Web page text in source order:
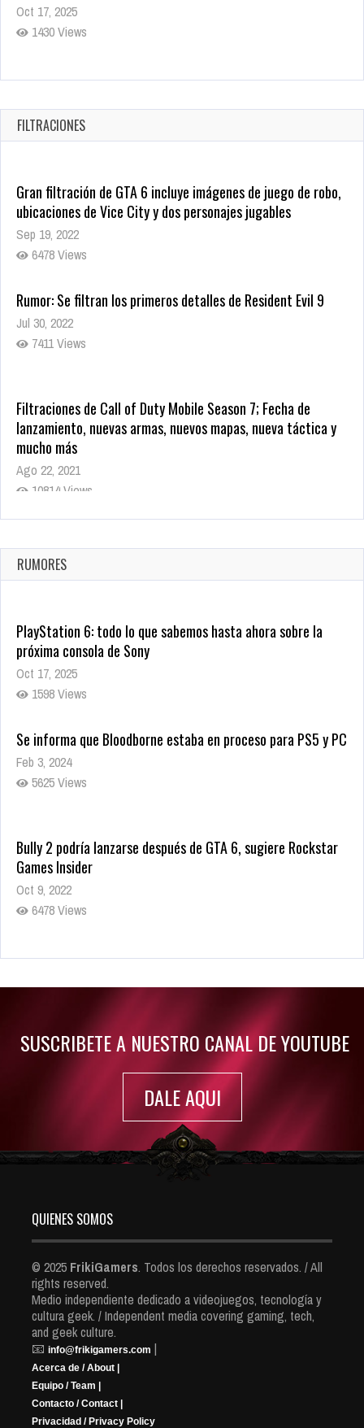
Oct 22, 2025
1333 Views
Revive el terror: El conjuro 4: Últimos ritos ya está disponible
Oct 20, 2025
1374 Views
FILTRACIONES
Gran filtración de GTA 6 incluye imágenes de juego de robo,
ubicaciones de Vice City y dos personajes jugables
Sep 19, 2022
6478 Views
Rumor: Se filtran los primeros detalles de Resident Evil 9
Jul 30, 2022
7411 Views
Filtraciones de Call of Duty Mobile Season 7; Fecha de
lanzamiento, nuevas armas, nuevos mapas, nueva táctica y
mucho más
Ago 22, 2021
10814 Views
La configuración de Call of Duty 2021 aparentemente ya fue
Ago 8, 2021
9997 Views
RUMORES
PlayStation 6: todo lo que sabemos hasta ahora sobre la
próxima consola de Sony
Oct 17, 2025
1598 Views
Se informa que Bloodborne estaba en proceso para PS5 y PC
Feb 3, 2024
5625 Views
Bully 2 podría lanzarse después de GTA 6, sugiere Rockstar
Games Insider
Oct 9, 2022
6478 Views
Rumor: Se filtran los primeros detalles de Resident Evil 9
SUSCRIBETE A NUESTRO CANAL DE YOUTUBE
DALE AQUI
QUIENES SOMOS
© 2025 FrikiGamers. Todos los derechos reservados. / All
rights reserved.
Medio independiente dedicado a videojuegos, tecnología y
cultura geek. / Independent media covering gaming, tech,
and geek culture.
📧 info@frikigamers.com |
Acerca de / About |
Equipo / Team |
Contacto / Contact |
Privacidad / Privacy Policy